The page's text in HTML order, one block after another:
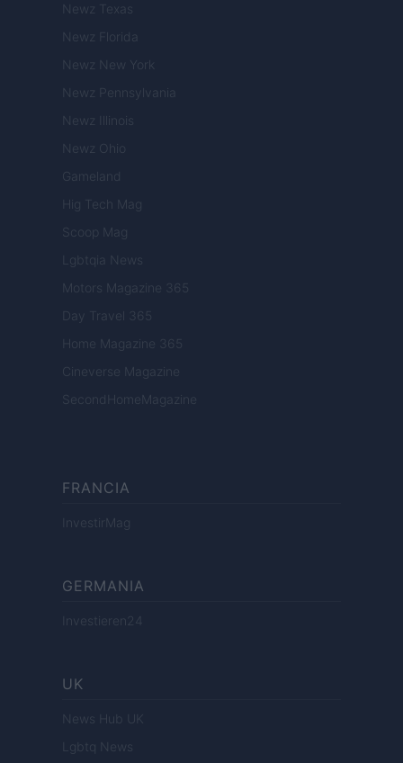
Newz Texas
Newz Florida
Newz New York
Newz Pennsylvania
Newz Illinois
Newz Ohio
Gameland
Hig Tech Mag
Scoop Mag
Lgbtqia News
Motors Magazine 365
Day Travel 365
Home Magazine 365
Cineverse Magazine
SecondHomeMagazine
FRANCIA
InvestirMag
GERMANIA
Investieren24
UK
News Hub UK
Lgbtq News